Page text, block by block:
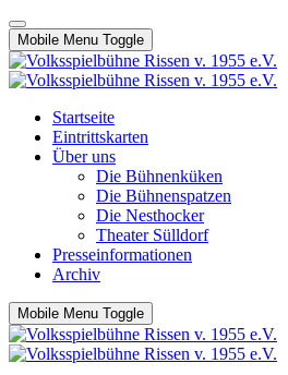
Mobile Menu Toggle
Startseite
Eintrittskarten
Über uns
Die Bühnenküken
Die Bühnenspatzen
Die Nesthocker
Theater Sülldorf
Presseinformationen
Archiv
Mobile Menu Toggle